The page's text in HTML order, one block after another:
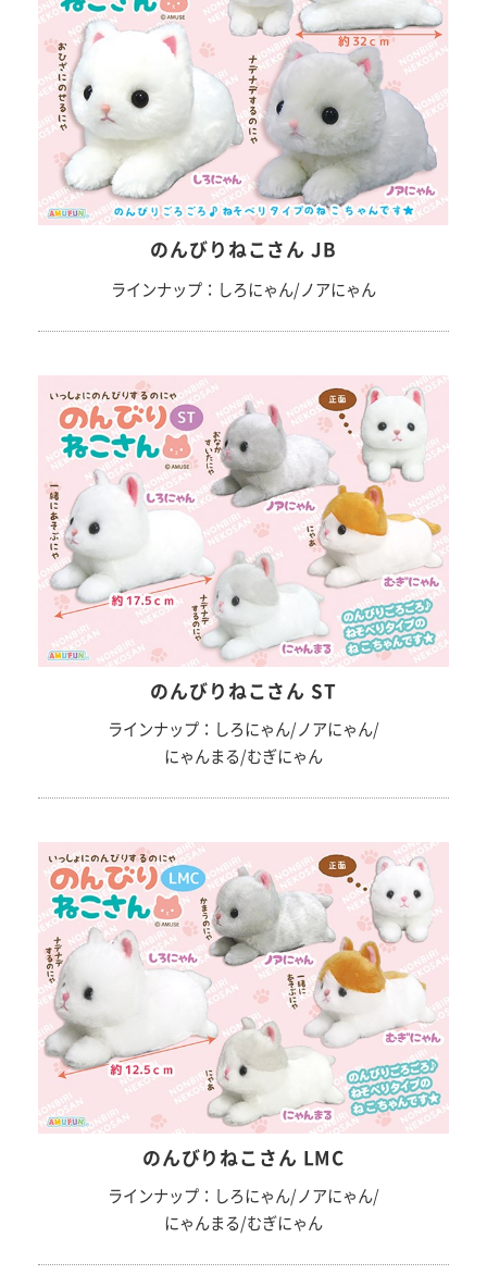
のんびりねこさん JB
ラインナップ：しろにゃん/ノアにゃん
のんびりねこさん ST
ラインナップ：しろにゃん/ノアにゃん/
にゃんまる/むぎにゃん
のんびりねこさん LMC
ラインナップ：しろにゃん/ノアにゃん/
にゃんまる/むぎにゃん